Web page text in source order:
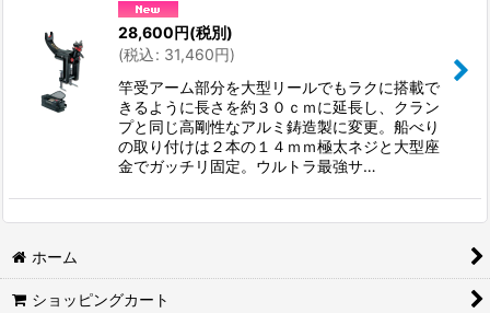
28,600円(税別)
(税込: 31,460円)
竿受アーム部分を大型リールでもラクに搭載で
きるように長さを約３０ｃｍに延長し、クラン
プと同じ高剛性なアルミ鋳造製に変更。船べり
の取り付けは２本の１４ｍｍ極太ネジと大型座
金でガッチリ固定。ウルトラ最強サ…
ホーム
ショッピングカート